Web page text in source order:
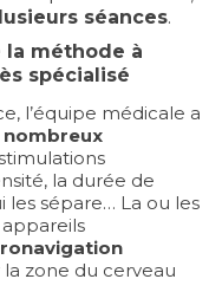
séances.
la méthode à
spécialisé
l’équipe médicale a
nombreux
la durée de
les sépare… La ou les
appareils
zone du cerveau